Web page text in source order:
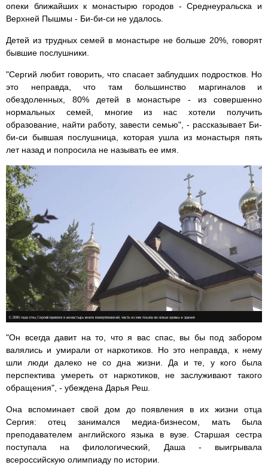
опеки ближайших к монастырю городов - Среднеуральска и
Верхней Пышмы - Би-би-си не удалось.
Детей из трудных семей в монастыре не больше 20%, говорят
бывшие послушники.
"Сергий любит говорить, что спасает заблудших подростков. Но
это неправда, что там большинство маргиналов и
обездоленных, 80% детей в монастыре - из совершенно
нормальных семей, многие из нас хотели получить
образование, найти работу, завести семью", - рассказывает Би-
би-си бывшая послушница, которая ушла из монастыря пять
лет назад и попросила не называть ее имя.
"Он всегда давит на то, что я вас спас, вы бы под забором
валялись и умирали от наркотиков. Но это неправда, к нему
шли люди далеко не со дна жизни. Да и те, у кого была
перспектива умереть от наркотиков, не заслуживают такого
обращения", - убеждена Дарья Реш.
Она вспоминает свой дом до появления в их жизни отца
Сергия: отец занимался медиа-бизнесом, мать была
преподавателем английского языка в вузе. Старшая сестра
поступала на филологический, Даша - выигрывала
всероссийскую олимпиаду по истории.